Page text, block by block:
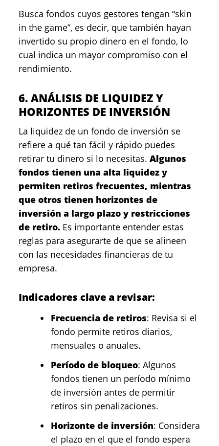
Busca fondos cuyos gestores tengan “skin
in the game”, es decir, que también hayan
invertido su propio dinero en el fondo, lo
cual indica un mayor compromiso con el
rendimiento.
6. ANÁLISIS DE LIQUIDEZ Y
HORIZONTES DE INVERSIÓN
La liquidez de un fondo de inversión se
refiere a qué tan fácil y rápido puedes
retirar tu dinero si lo necesitas. Algunos
fondos tienen una alta liquidez y
permiten retiros frecuentes, mientras
que otros tienen horizontes de
inversión a largo plazo y restricciones
de retiro. Es importante entender estas
reglas para asegurarte de que se alineen
con las necesidades financieras de tu
empresa.
Indicadores clave a revisar:
Frecuencia de retiros: Revisa si el
fondo permite retiros diarios,
mensuales o anuales.
Período de bloqueo: Algunos
fondos tienen un período mínimo
de inversión antes de permitir
retiros sin penalizaciones.
Horizonte de inversión: Considera
el plazo en el que el fondo espera